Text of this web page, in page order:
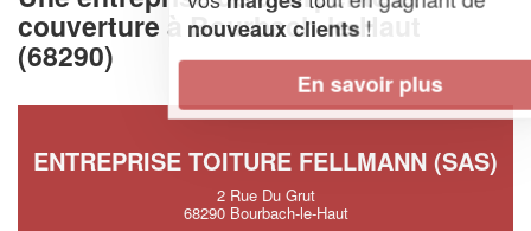
couverture à Bourbach-le-Haut
(68290)
ENTREPRISE TOITURE FELLMANN (SAS)
2 Rue Du Grut
68290 Bourbach-le-Haut
nouveaux clients!
En savoir plus